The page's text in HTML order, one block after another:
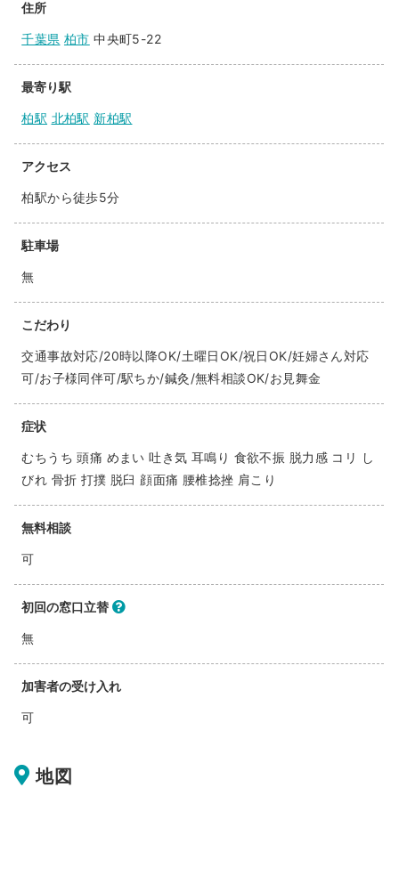
住所
千葉県 柏市 中央町5-22
最寄り駅
柏駅 北柏駅 新柏駅
アクセス
柏駅から徒歩5分
駐車場
無
こだわり
交通事故対応/20時以降OK/土曜日OK/祝日OK/妊婦さん対応
可/お子様同伴可/駅ちか/鍼灸/無料相談OK/お見舞金
症状
むちうち 頭痛 めまい 吐き気 耳鳴り 食欲不振 脱力感 コリ し
びれ 骨折 打撲 脱臼 顔面痛 腰椎捻挫 肩こり
無料相談
可
初回の窓口立替
無
加害者の受け入れ
可
地図